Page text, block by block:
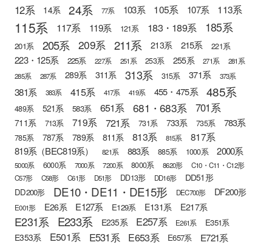
12系 14系 24系 77系 103系 105系 107系 113系
115系 117系 119系 121系 183・189系 185系
201系 205系 209系 211系 213系 215系 221系
223・125系 225系 227系 251系 253系 255系 271系
281系
285系
287系 289系 311系 313系 315系 371系 373系
381系 383系 415系 417系 419系 455・475系 485系
489系 521系 583系 651系 681・683系 701系
711系 713系 719系 721系 731系 733系 735系 783系
785系 787系 789系 811系 813系 815系 817系
819系（BEC819系） 821系 883系 885系 1000系 2000系
5000系 6000系 7000系 7200系 8000系 8620形
C10・C11・C12形
C57形
C58形 C61形 D51形 DD13形 DD16形 DD51形
DD200形 DE10・DE11・DE15形 DEC700形 DF200形
E001形 E26系 E127系 E129系 E131系 E217系
E231系 E233系 E235系 E257系 E261系 E351系
E353系 E501系 E531系 E653系 E657系 E721系